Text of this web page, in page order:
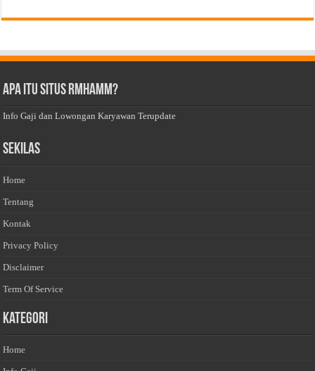
Apa Itu Situs Rmhamm?
Info Gaji dan Lowongan Karyawan Terupdate
Sekilas
Home
Tentang
Kontak
Privacy Policy
Disclaimer
Term Of Service
Kategori
Home